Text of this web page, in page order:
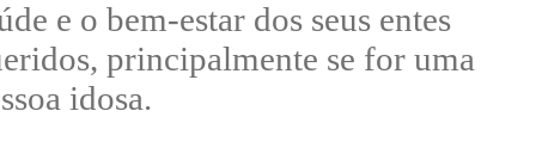
e o bem-estar dos seus entes
principalmente se for uma
idosa.